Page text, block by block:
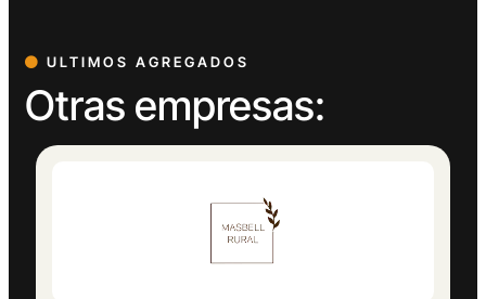
ULTIMOS AGREGADOS
Otras empresas: